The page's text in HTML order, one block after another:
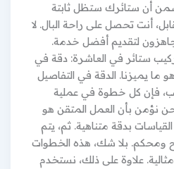
أن ستائرك ستظل ثابتة
أنت تحصل على راحة البال. لا
لتقديم أفضل خدمة.
على 55502051. تركيب ستائر في العاشرة: دقة في
يميزنا. الدقة في التفاصيل
فإن كل خطوة في عملية
نؤمن بأن العمل المتقن هو
بدقة متناهية. ثم، يتم
بلا شك، هذه الخطوات
علاوة على ذلك، نستخدم